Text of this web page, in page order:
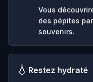
Vous
des pépites
souvenirs.
💧 Restez hydraté